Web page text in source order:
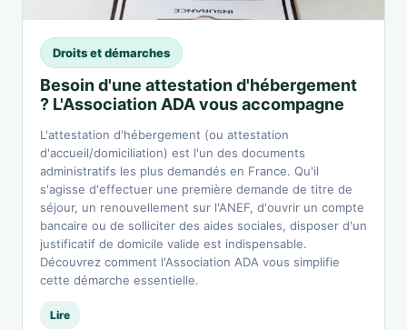
Droits et démarches
Besoin d'une attestation d'hébergement
? L'Association ADA vous accompagne
L'attestation d'hébergement (ou attestation
d'accueil/domiciliation) est l'un des documents
administratifs les plus demandés en France. Qu'il
s'agisse d'effectuer une première demande de titre de
séjour, un renouvellement sur l'ANEF, d'ouvrir un compte
bancaire ou de solliciter des aides sociales, disposer d'un
justificatif de domicile valide est indispensable.
Découvrez comment l'Association ADA vous simplifie
cette démarche essentielle.
Lire